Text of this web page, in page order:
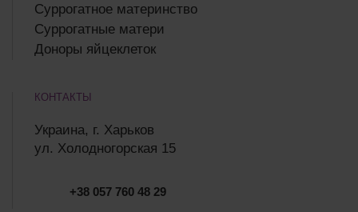
Суррогатное материнство
Суррогатные матери
Доноры яйцеклеток
КОНТАКТЫ
Украина, г. Харьков
ул. Холодногорская 15
+38 057 760 48 29